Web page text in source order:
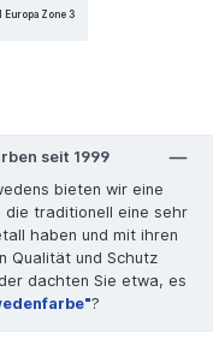
Europa Zone 3
seit 1999
bieten wir eine
die traditionell eine sehr
haben und mit ihren
Qualität und Schutz
dachten Sie etwa, es
?